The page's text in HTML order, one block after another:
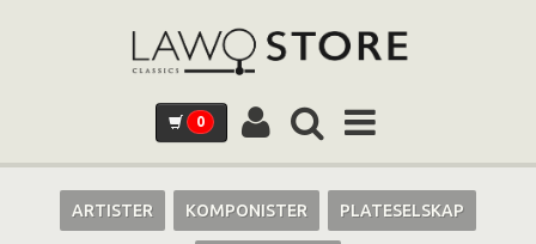
0
ARTISTER KOMPONISTER PLATESELSKAP